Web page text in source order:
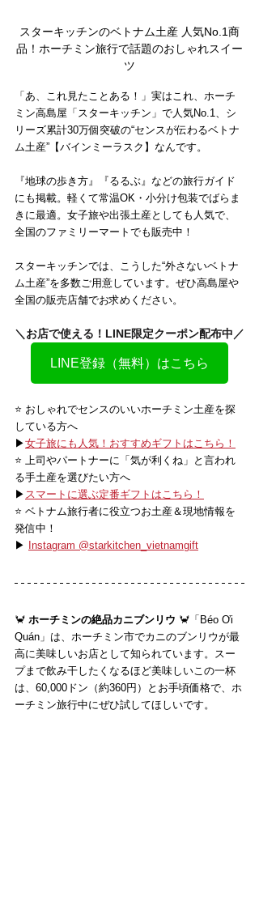
スターキッチンのベトナム土産 人気No.1商
品！ホーチミン旅行で話題のおしゃれスイー
ツ
「あ、これ見たことある！」実はこれ、ホーチ
ミン高島屋「スターキッチン」で人気No.1、シ
リーズ累計30万個突破の“センスが伝わるベトナ
ム土産”【バインミーラスク】なんです。
『地球の歩き方』『るるぶ』などの旅行ガイド
にも掲載。軽くて常温OK・小分け包装でばらま
きに最適。女子旅や出張土産としても人気で、
全国のファミリーマートでも販売中！
スターキッチンでは、こうした“外さないベトナ
ム土産”を多数ご用意しています。ぜひ高島屋や
全国の販売店舗でお求めください。
＼お店で使える！LINE限定クーポン配布中／
LINE登録（無料）はこちら
⭐️ おしゃれでセンスのいいホーチミン土産を探
している方へ
▶女子旅にも人気！おすすめギフトはこちら！
⭐️ 上司やパートナーに「気が利くね」と言われ
る手土産を選びたい方へ
▶ スマートに選ぶ定番ギフトはこちら！
⭐️ ベトナム旅行者に役立つお土産＆現地情報を
発信中！
▶
Instagram @starkitchen_vietnamgift
🦀 ホーチミンの絶品カニブンリウ 🦀「Béo Ơi
Quán」は、ホーチミン市でカニのブンリウが最
高に美味しいお店として知られています。スー
プまで飲み干したくなるほど美味しいこの一杯
は、60,000ドン（約360円）とお手頃価格で、ホ
ーチミン旅行中にぜひ試してほしいです。